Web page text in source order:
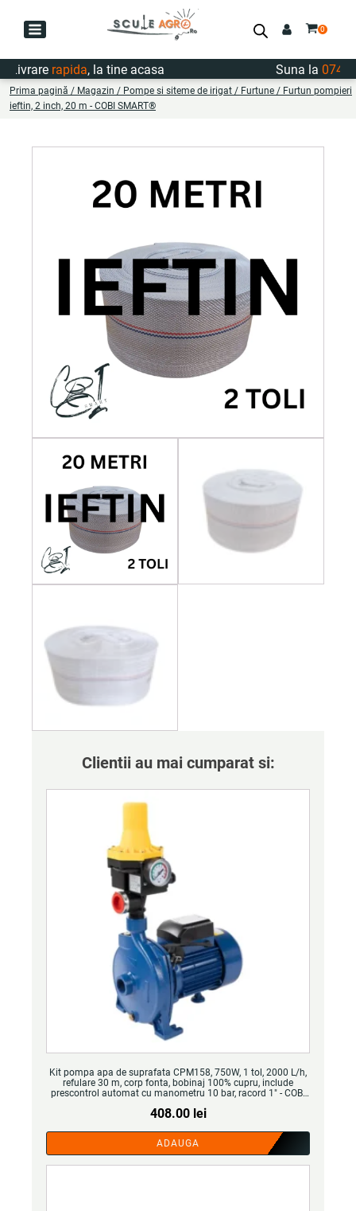
rapida, la tine acasa Suna la
Prima pagină / Magazin / Pompe si siteme de irigat / Furtune / Furtun pompieri
ieftin, 2 inch, 20 m - COBI SMART®
Clientii au mai cumparat si:
Kit pompa apa de suprafata CPM158, 750W, 1 tol, 2000 L/h,
refulare 30 m, corp fonta, bobinaj 100% cupru, include
prescontrol automat cu manometru 10 bar, racord 1" - COBI
408.00 lei
ADAUGA